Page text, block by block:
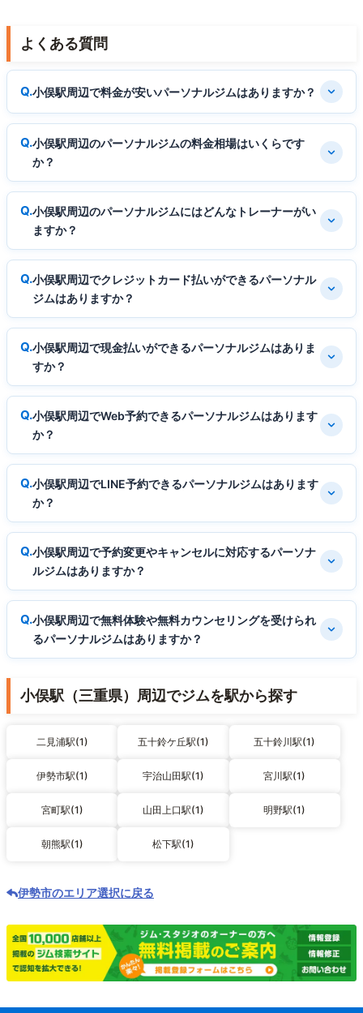
よくある質問
小俣駅周辺で料金が安いパーソナルジムはありますか？
小俣駅周辺のパーソナルジムの料金相場はいくらです
か？
小俣駅周辺のパーソナルジムにはどんなトレーナーがい
ますか？
小俣駅周辺でクレジットカード払いができるパーソナル
ジムはありますか？
小俣駅周辺で現金払いができるパーソナルジムはありま
すか？
小俣駅周辺でWeb予約できるパーソナルジムはあります
か？
小俣駅周辺でLINE予約できるパーソナルジムはあります
か？
小俣駅周辺で予約変更やキャンセルに対応するパーソナ
ルジムはありますか？
小俣駅周辺で無料体験や無料カウンセリングを受けられ
るパーソナルジムはありますか？
小俣駅（三重県）周辺でジムを駅から探す
二見浦駅(1) 五十鈴ケ丘駅(1) 五十鈴川駅(1)
伊勢市駅(1) 宇治山田駅(1) 宮川駅(1)
宮町駅(1) 山田上口駅(1) 明野駅(1)
朝熊駅(1) 松下駅(1)
伊勢市のエリア選択に戻る